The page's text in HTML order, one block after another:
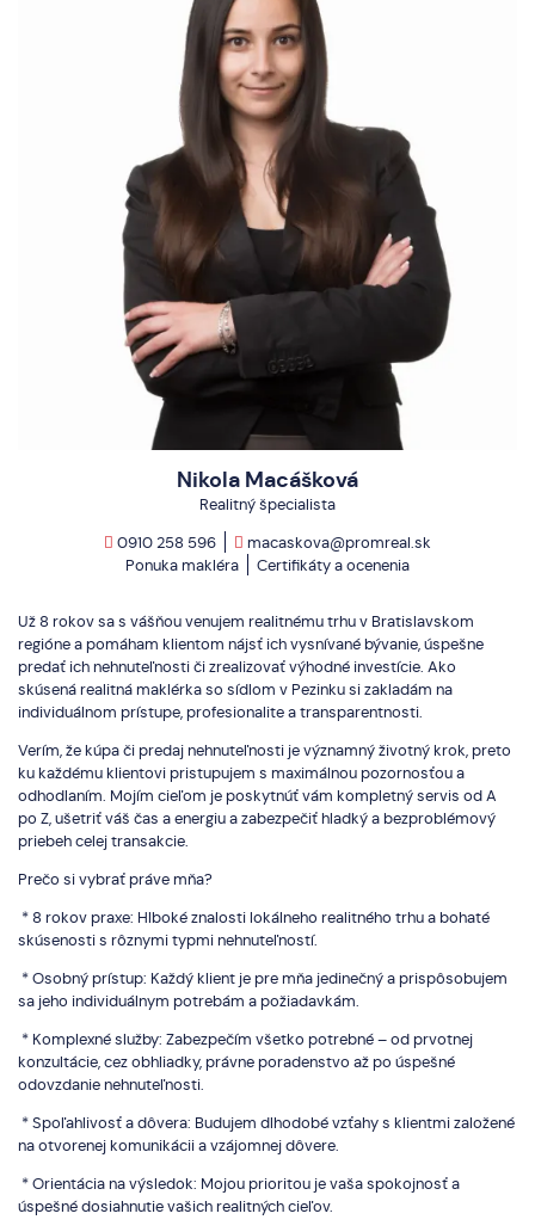
Nikola Macášková
Realitný špecialista
0910 258 596
macaskova@promreal.sk
Ponuka makléra
Certifikáty a ocenenia
Už 8 rokov sa s vášňou venujem realitnému trhu v Bratislavskom
regióne a pomáham klientom nájsť ich vysnívané bývanie, úspešne
predať ich nehnuteľnosti či zrealizovať výhodné investície. Ako
skúsená realitná maklérka so sídlom v Pezinku si zakladám na
individuálnom prístupe, profesionalite a transparentnosti.
Verím, že kúpa či predaj nehnuteľnosti je významný životný krok, preto
ku každému klientovi pristupujem s maximálnou pozornosťou a
odhodlaním. Mojím cieľom je poskytnúť vám kompletný servis od A
po Z, ušetriť váš čas a energiu a zabezpečiť hladký a bezproblémový
priebeh celej transakcie.
Prečo si vybrať práve mňa?
* 8 rokov praxe: Hlboké znalosti lokálneho realitného trhu a bohaté
skúsenosti s rôznymi typmi nehnuteľností.
* Osobný prístup: Každý klient je pre mňa jedinečný a prispôsobujem
sa jeho individuálnym potrebám a požiadavkám.
* Komplexné služby: Zabezpečím všetko potrebné – od prvotnej
konzultácie, cez obhliadky, právne poradenstvo až po úspešné
odovzdanie nehnuteľnosti.
* Spoľahlivosť a dôvera: Budujem dlhodobé vzťahy s klientmi založené
na otvorenej komunikácii a vzájomnej dôvere.
* Orientácia na výsledok: Mojou prioritou je vaša spokojnosť a
úspešné dosiahnutie vašich realitných cieľov.